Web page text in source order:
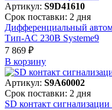
Артикул: S9D41610
Срок поставки: 2 дня
Дифференциальный
Тип-AC 230В Systeme9
7 869 ₽
В корзинy
Артикул: S9A60002
Срок поставки: 2 дня
SD контакт